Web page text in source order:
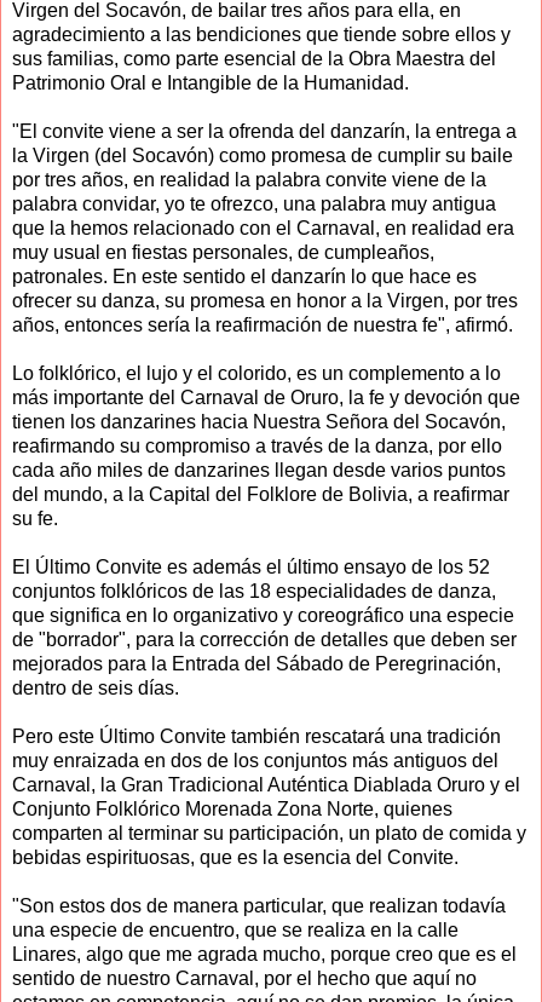
Virgen del Socavón, de bailar tres años para ella, en
agradecimiento a las bendiciones que tiende sobre ellos y
sus familias, como parte esencial de la Obra Maestra del
Patrimonio Oral e Intangible de la Humanidad.
"El convite viene a ser la ofrenda del danzarín, la entrega a
la Virgen (del Socavón) como promesa de cumplir su baile
por tres años, en realidad la palabra convite viene de la
palabra convidar, yo te ofrezco, una palabra muy antigua
que la hemos relacionado con el Carnaval, en realidad era
muy usual en fiestas personales, de cumpleaños,
patronales. En este sentido el danzarín lo que hace es
ofrecer su danza, su promesa en honor a la Virgen, por tres
años, entonces sería la reafirmación de nuestra fe", afirmó.
Lo folklórico, el lujo y el colorido, es un complemento a lo
más importante del Carnaval de Oruro, la fe y devoción que
tienen los danzarines hacia Nuestra Señora del Socavón,
reafirmando su compromiso a través de la danza, por ello
cada año miles de danzarines llegan desde varios puntos
del mundo, a la Capital del Folklore de Bolivia, a reafirmar
su fe.
El Último Convite es además el último ensayo de los 52
conjuntos folklóricos de las 18 especialidades de danza,
que significa en lo organizativo y coreográfico una especie
de "borrador", para la corrección de detalles que deben ser
mejorados para la Entrada del Sábado de Peregrinación,
dentro de seis días.
Pero este Último Convite también rescatará una tradición
muy enraizada en dos de los conjuntos más antiguos del
Carnaval, la Gran Tradicional Auténtica Diablada Oruro y el
Conjunto Folklórico Morenada Zona Norte, quienes
comparten al terminar su participación, un plato de comida y
bebidas espirituosas, que es la esencia del Convite.
"Son estos dos de manera particular, que realizan todavía
una especie de encuentro, que se realiza en la calle
Linares, algo que me agrada mucho, porque creo que es el
sentido de nuestro Carnaval, por el hecho que aquí no